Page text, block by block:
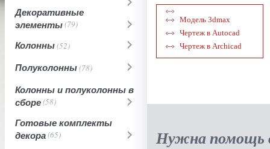
Декоративные
элементы(79)
Колонны(52)
Полуколонны(78)
Колонны и полуколонны в
сборе(58)
Готовые комплекты
декора(65)
Модель 3dmax
Чертеж в Autocad
Чертеж в Archicad
Нужна помощь